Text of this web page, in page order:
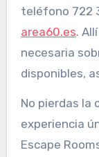
teléfono 722
area60.es.
necesaria
disponibles,
No pierdas la
experiencia
Escape